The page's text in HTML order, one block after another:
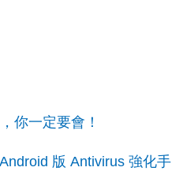
你一定要會！
版 Antivirus 強化手